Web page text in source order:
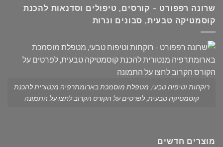
שרונה רפפורט – קורסים, טיפולים וסדנאות להכנת
קוסמטיקה טבעית, סבונים ונרות
רוקחות וטיפוח טבעי, מטפלת מוסמכת בארומתרפיה מנטורית להכנת
קוסמטיקה טבעית, לפרטים על הקורס הקרוב לחצו על התמונה
מוצרים חדשים